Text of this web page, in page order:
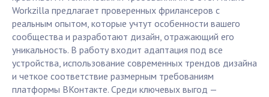
Workzilla предлагает проверенных фрилансеров с
реальным опытом, которые учтут особенности вашего
сообщества и разработают дизайн, отражающий его
уникальность. В работу входит адаптация под все
устройства, использование современных трендов дизайна
и четкое соответствие размерным требованиям
платформы ВКонтакте. Среди ключевых выгод —